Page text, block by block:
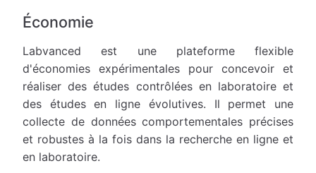
Économie
Labvanced est une plateforme flexible
d'économies expérimentales pour concevoir et
réaliser des études contrôlées en laboratoire et
des études en ligne évolutives. Il permet une
collecte de données comportementales précises
et robustes à la fois dans la recherche en ligne et
en laboratoire.